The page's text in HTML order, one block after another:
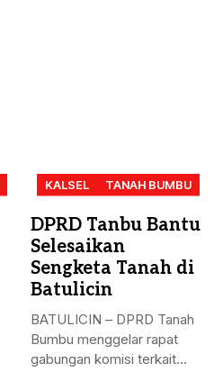
KALSEL TANAH BUMBU
DPRD Tanbu Bantu
Selesaikan
Sengketa Tanah di
Batulicin
BATULICIN – DPRD Tanah
Bumbu menggelar rapat
gabungan komisi terkait